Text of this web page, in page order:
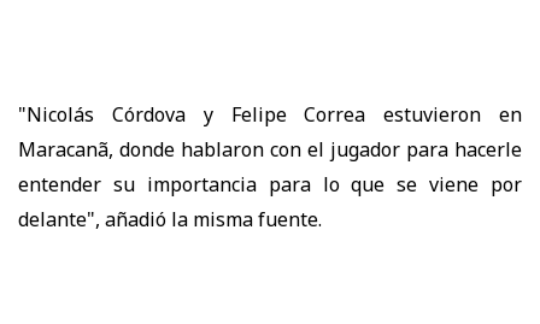
"Nicolás Córdova y Felipe Correa estuvieron en
Maracanã, donde hablaron con el jugador para hacerle
entender su importancia para lo que se viene por
delante", añadió la misma fuente.